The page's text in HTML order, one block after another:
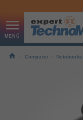
Computer Notebooks